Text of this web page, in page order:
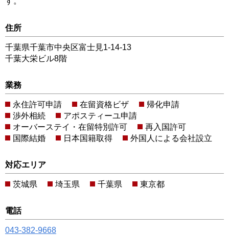
住所
千葉県千葉市中央区富士見1-14-13
千葉大栄ビル8階
業務
永住許可申請 在留資格ビザ
帰化申請
渉外相続
アポスティーユ申請
オーバーステイ・在留特別許可
再入国許可
国際結婚
日本国籍取得 外国人による会社設立
対応エリア
茨城県 埼玉県 千葉県 東京都
電話
043-382-9668